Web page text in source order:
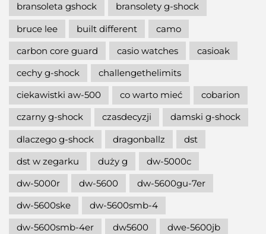
bransoleta gshock
bransolety g-shock
bruce lee
built different
camo
carbon core guard
casio watches
casioak
cechy g-shock
challengethelimits
ciekawistki aw-500
co warto mieć
cobarion
czarny g-shock
czasdecyzji
damski g-shock
dlaczego g-shock
dragonballz
dst
dst w zegarku
duży g
dw-5000c
dw-5000r
dw-5600
dw-5600gu-7er
dw-5600ske
dw-5600smb-4
dw-5600smb-4er
dw5600
dwe-5600jb